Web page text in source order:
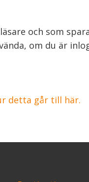
och som
om du är
detta går till här.